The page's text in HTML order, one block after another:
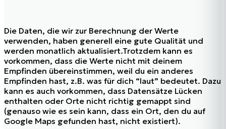
Die Daten, die wir zur Berechnung der Werte
verwenden, haben generell eine gute Qualität und
werden monatlich aktualisiert.Trotzdem kann es
vorkommen, dass die Werte nicht mit deinem
Empfinden übereinstimmen, weil du ein anderes
Empfinden hast, z.B. was für dich “laut” bedeutet. Dazu
kann es auch vorkommen, dass Datensätze Lücken
enthalten oder Orte nicht richtig gemappt sind
(genauso wie es sein kann, dass ein Ort, den du auf
Google Maps gefunden hast, nicht existiert).